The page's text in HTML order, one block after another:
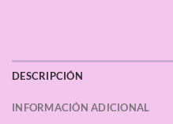
DESCRIPCIÓN
INFORMACIÓN ADICIONAL